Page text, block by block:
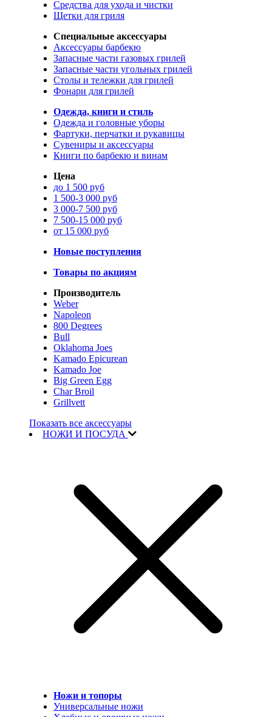
Средства для ухода и чистки
Щетки для гриля
Специальные аксессуары
Аксессуары барбекю
Запасные части газовых грилей
Запасные части угольных грилей
Столы и тележки для грилей
Фонари для грилей
Одежда, книги и стиль
Одежда и головные уборы
Фартуки, перчатки и рукавицы
Сувениры и аксессуары
Книги по барбекю и винам
Цена
до 1 500 руб
1 500-3 000 руб
3 000-7 500 руб
7 500-15 000 руб
от 15 000 руб
Новые поступления
Товары по акциям
Производитель
Weber
Napoleon
800 Degrees
Bull
Oklahoma Joes
Kamado Epicurean
Kamado Joe
Big Green Egg
Char Broil
Grillvett
Показать все аксессуары
НОЖИ И ПОСУДА
Ножи и топоры
Универсальные ножи